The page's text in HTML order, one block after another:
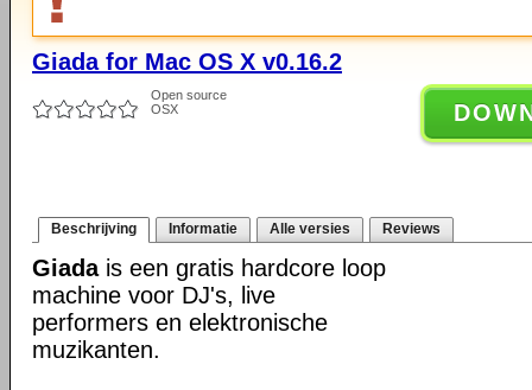
Giada for Mac OS X v0.16.2
Open source
OSX
Beschrijving Informatie Alle versies Reviews
Giadais een gratis hardcore loop
machine voor DJ's, live
performers en elektronische
muzikanten.